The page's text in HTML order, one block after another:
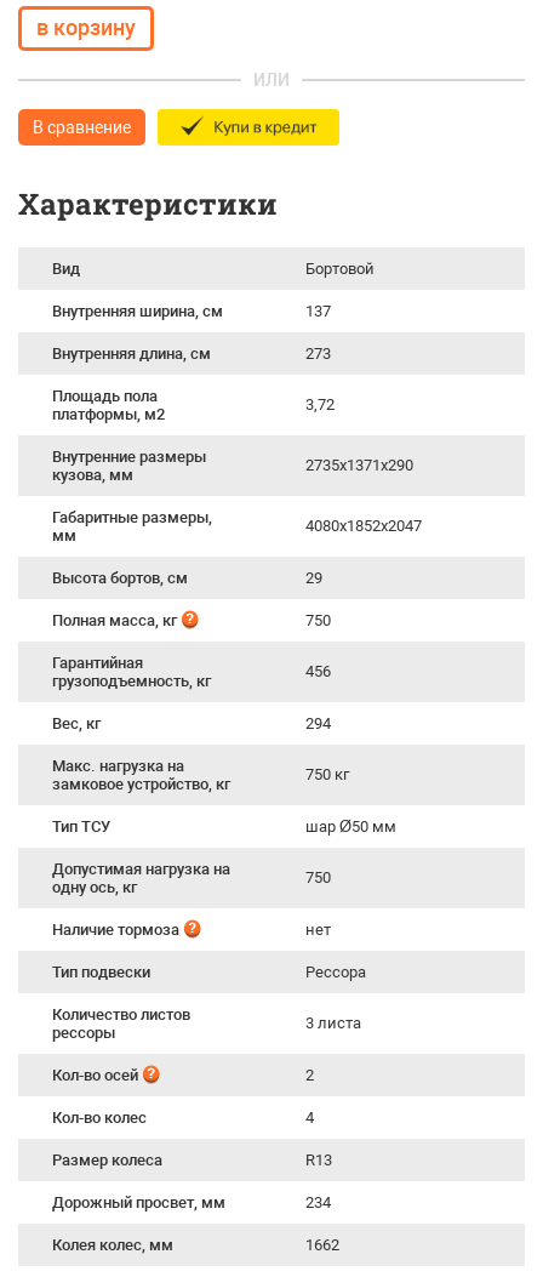
ИЛИ
В сравнение
Характеристики
Вид Бортовой
Внутренняя ширина, см 137
Внутренняя длина, см 273
Площадь пола
платформы, м2
3,72
Внутренние размеры
кузова, мм
2735x1371x290
Габаритные размеры,
мм
4080х1852х2047
Высота бортов, см 29
Полная масса, кг 750
Гарантийная
грузоподъемность, кг
456
Вес, кг 294
Макс. нагрузка на
замковое устройство, кг
750 кг
Тип ТСУ шар Ø50 мм
Допустимая нагрузка на
одну ось, кг
750
Наличие тормоза нет
Тип подвески Рессора
Количество листов
рессоры
3 листа
Кол-во осей 2
Кол-во колес 4
Размер колеса R13
Дорожный просвет, мм 234
Колея колес, мм 1662